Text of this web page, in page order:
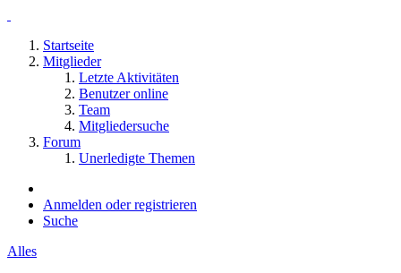
Startseite
Mitglieder
Letzte Aktivitäten
Benutzer online
Team
Mitgliedersuche
Forum
Unerledigte Themen
Anmelden oder registrieren
Suche
Alles